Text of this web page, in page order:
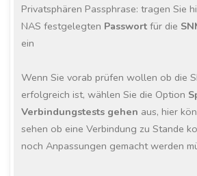
Privatsphären Passphrase: tragen Sie
NAS festgelegten Passwortfür die
ein
Wenn Sie vorab prüfen wollen ob die
erfolgreich ist, wählen Sie die Option
Verbindungstests gehen aus, hier
sehen ob eine Verbindung zu Stande
noch Anpassungen gemacht werden